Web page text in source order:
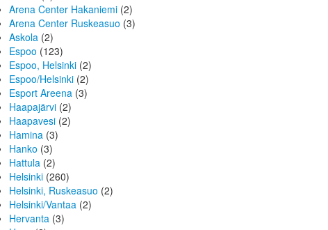
Arena Center Hakaniemi (2)
Arena Center Ruskeasuo (3)
Askola (2)
Espoo (123)
Espoo, Helsinki (2)
Espoo/Helsinki (2)
Esport Areena (3)
Haapajärvi (2)
Haapavesi (2)
Hamina (3)
Hanko (3)
Hattula (2)
Helsinki (260)
Helsinki, Ruskeasuo (2)
Helsinki/Vantaa (2)
Hervanta (3)